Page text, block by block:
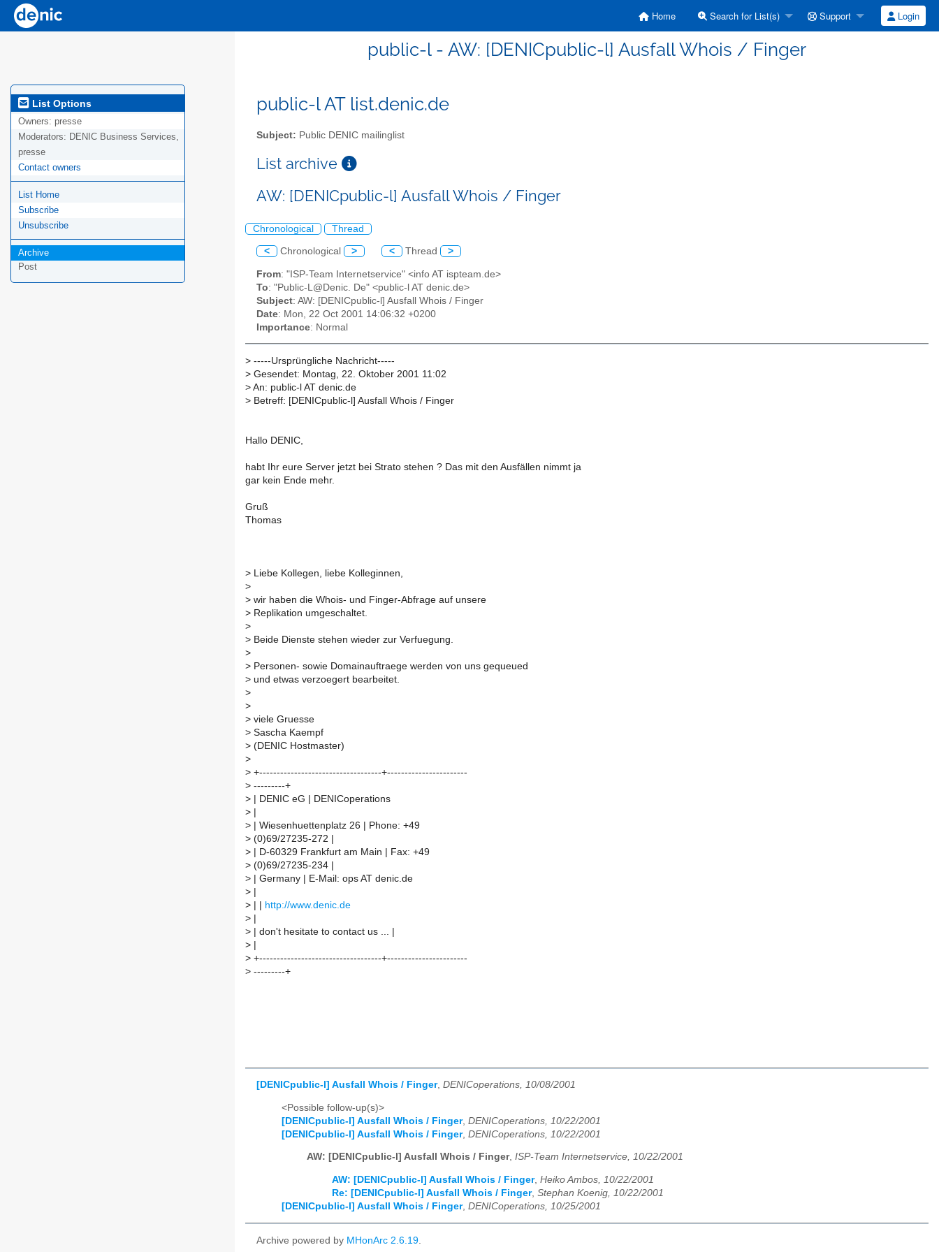
Home Search for List(s) Support Login
public-l - AW: [DENICpublic-l] Ausfall Whois / Finger
List Options
Owners: presse
Moderators: DENIC Business Services,
presse
Contact owners
List Home
Subscribe
Unsubscribe
Archive
Post
public-l AT list.denic.de
Subject: Public DENIC mailinglist
List archive
AW: [DENICpublic-l] Ausfall Whois / Finger
Chronological Thread
< Chronological > < Thread >
From: "ISP-Team Internetservice" <info AT ispteam.de>
To: "Public-L@Denic. De" <public-l AT denic.de>
Subject: AW: [DENICpublic-l] Ausfall Whois / Finger
Date: Mon, 22 Oct 2001 14:06:32 +0200
Importance: Normal
> -----Ursprüngliche Nachricht-----
> Gesendet: Montag, 22. Oktober 2001 11:02
> An: public-l AT denic.de
> Betreff: [DENICpublic-l] Ausfall Whois / Finger
Hallo DENIC,
habt Ihr eure Server jetzt bei Strato stehen ? Das mit den Ausfällen nimmt ja
gar kein Ende mehr.
Gruß
Thomas
> Liebe Kollegen, liebe Kolleginnen,
>
> wir haben die Whois- und Finger-Abfrage auf unsere
> Replikation umgeschaltet.
>
> Beide Dienste stehen wieder zur Verfuegung.
>
> Personen- sowie Domainauftraege werden von uns gequeued
> und etwas verzoegert bearbeitet.
>
>
> viele Gruesse
> Sascha Kaempf
> (DENIC Hostmaster)
>
> +-----------------------------------+-----------------------
> ---------+
> | DENIC eG | DENICoperations
>
> | Wiesenhuettenplatz 26 | Phone: +49
> (0)69/27235-272 |
> | D-60329 Frankfurt am Main | Fax: +49
> (0)69/27235-234 |
> | Germany | E-Mail: ops AT denic.de
>
>
http://www.denic.de
>
> | don't hesitate to contact us ... |
>
> +-----------------------------------+-----------------------
> ---------+
[DENICpublic-l] Ausfall Whois / Finger, DENICoperations, 10/08/2001
<Possible follow-up(s)>
[DENICpublic-l] Ausfall Whois / Finger, DENICoperations, 10/22/2001
[DENICpublic-l] Ausfall Whois / Finger, DENICoperations, 10/22/2001
AW: [DENICpublic-l] Ausfall Whois / Finger, ISP-Team Internetservice, 10/22/2001
AW: [DENICpublic-l] Ausfall Whois / Finger, Heiko Ambos, 10/22/2001
Re: [DENICpublic-l] Ausfall Whois / Finger, Stephan Koenig, 10/22/2001
[DENICpublic-l] Ausfall Whois / Finger, DENICoperations, 10/25/2001
Archive powered by MHonArc 2.6.19.